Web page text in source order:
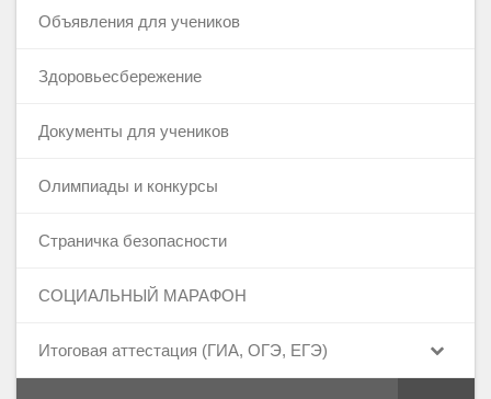
Объявления для учеников
Здоровьесбережение
Документы для учеников
Олимпиады и конкурсы
Страничка безопасности
СОЦИАЛЬНЫЙ МАРАФОН
Итоговая аттестация (ГИА, ОГЭ, ЕГЭ)